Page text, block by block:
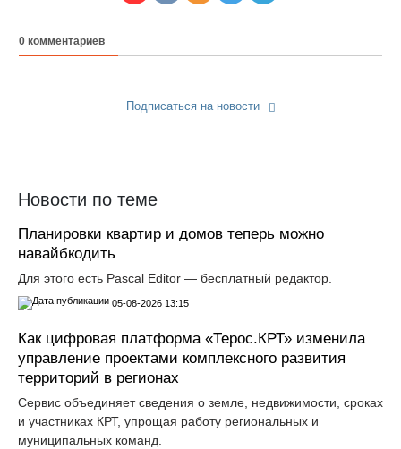
0 комментариев
Подписаться на новости
Новости по теме
Планировки квартир и домов теперь можно
навайбкодить
Для этого есть Pascal Editor — бесплатный редактор.
05-08-2026 13:15
Как цифровая платформа «Терос.КРТ» изменила
управление проектами комплексного развития
территорий в регионах
Сервис объединяет сведения о земле, недвижимости, сроках
и участниках КРТ, упрощая работу региональных и
муниципальных команд.